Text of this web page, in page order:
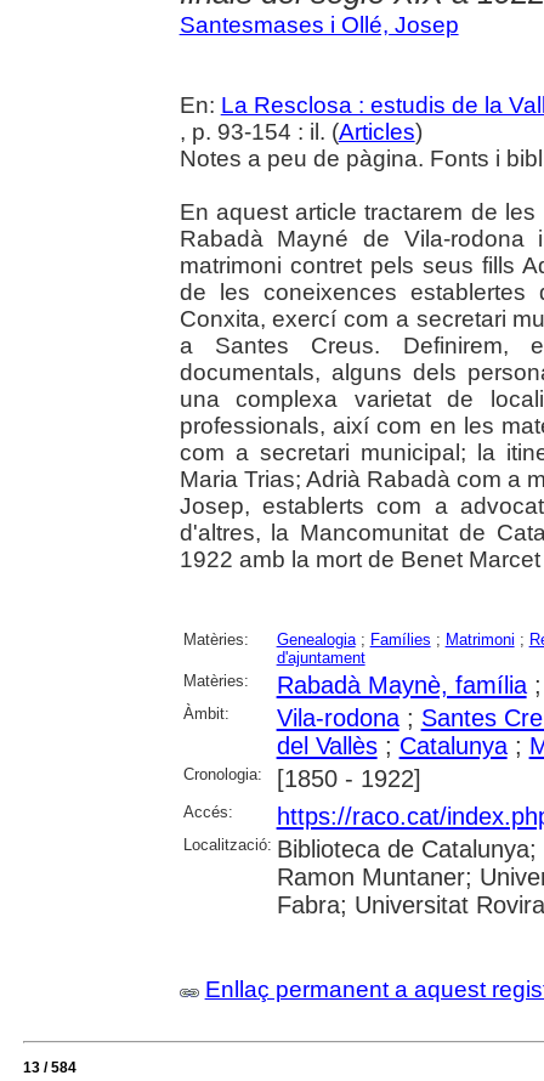
Santesmases i Ollé, Josep
En: La Resclosa : estudis de la
, p. 93-154 : il. (Articles)
Notes a peu de pàgina. Fonts i
En aquest article tractarem de
Rabadà Mayné de Vila-
matrimoni contret pels seus fills
de les coneixences
Conxita, exercí com a secretari
a Santes Creus. Definirem,
documentals, alguns dels
una complexa varietat de
professionals, així com en les
com a secretari municipal; la
Maria Trias; Adrià Rabadà com a
Josep, establerts com a
d'altres, la Mancomunitat de
1922 amb la mort de Benet Marcet
Matèries: Genealogia; Famílies ; Matrimoni ;
d'ajuntament
Matèries:
Rabadà Maynè, família
Àmbit: Vila-rodona; Santes
del Vallès; Catalunya;
Cronologia: [1850 - 1922]
Accés: https://raco.cat/
Localització: Biblioteca de
Ramon Muntaner;
Fabra; Universitat
Enllaç permanent a aquest
13 / 584